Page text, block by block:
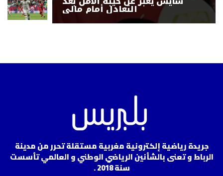
التعادل أمام مالي
جريدة رياضية إلكترونية مغربية مستقلة تحرر من مدينة
الرباط و تعنى بالشأنين الرياضي الوطني و العالمي تأسست
سنة 2018 .